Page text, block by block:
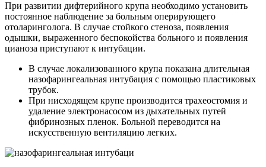
При развитии дифтерийного крупа необходимо установить
постоянное наблюдение за больным оперирующего
отоларинголога. В случае стойкого стеноза, появления
одышки, выраженного беспокойства больного и появления
цианоза приступают к интубации.
В случае локализованного крупа показана длительная
назофарингеальная интубация с помощью пластиковых
трубок.
При нисходящем крупе производится трахеостомия и
удаление электронасосом из дыхательных путей
фибринозных пленок. Больной переводится на
искусственную вентиляцию легких.